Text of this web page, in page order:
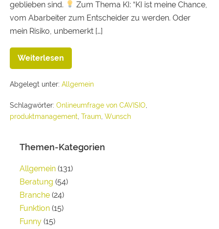
geblieben sind.
Zum Thema KI: “KI ist meine Chance,
vom Abarbeiter zum Entscheider zu werden. Oder
mein Risiko, unbemerkt […]
Weiterlesen
Abgelegt unter: Allgemein
Schlagwörter: Onlineumfrage von CAVISIO
produktmanagement Traum Wunsch
Themen-Kategorien
Allgemein (131)
Beratung (54)
Branche (24)
Funktion (15)
Funny (15)